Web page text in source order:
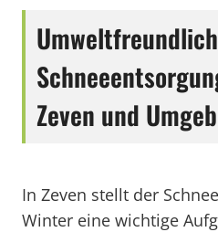
Zeven und
In Zeven stellt der
Winter eine wichtige